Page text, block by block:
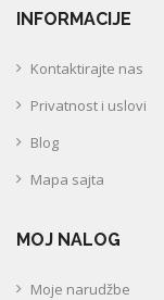
INFORMACIJE
Kontaktirajte nas
Privatnost i uslovi
Blog
Mapa sajta
MOJ NALOG
Moje narudžbe